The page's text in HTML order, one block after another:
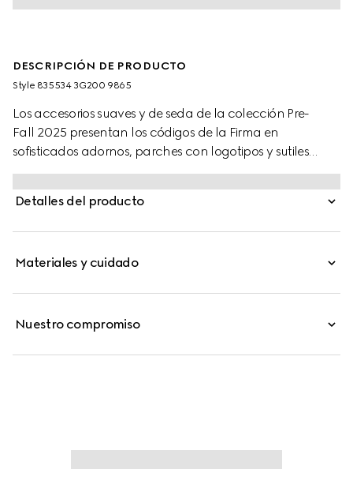
DESCRIPCIÓN DE PRODUCTO
Style ‎835534 3G200 9865
Los accesorios suaves y de seda de la colección Pre-
Fall 2025 presentan los códigos de la Firma en
sofisticados adornos, parches con logotipos y sutiles
bordados. Esta bufanda se ha fabricado en lana con
GG y un ribete de flecos.
Detalles del producto
Materiales y cuidado
Nuestro compromiso